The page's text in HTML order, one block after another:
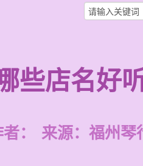
些店名好
： 来源： 福州琴